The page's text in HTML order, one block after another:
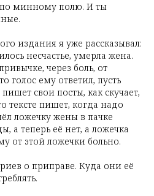
минному полю. И ты
издания я уже рассказывал:
несчастье, умерла жена.
через боль, от
голос ему ответил, пусть
свои посты, как скучает,
тексте пишет, когда надо
ложечку жены в пачке
а теперь её нет, а ложечка
от этой ложечки больно.
о приправе. Куда они её